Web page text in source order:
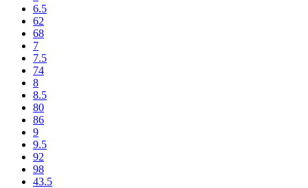
6.5
62
68
7
7.5
74
8
8.5
80
86
9
9.5
92
98
43.5